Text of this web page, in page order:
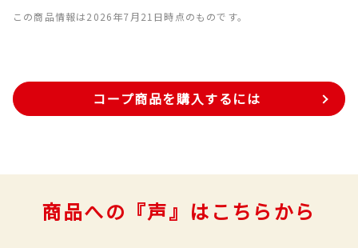
この商品情報は2026年7月21日時点のものです。
コープ商品を購入するには
商品への『声』はこちらから